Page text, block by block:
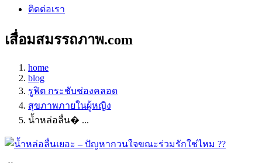
ติดต่อเรา
เสื่อมสมรรถภาพ.com
home
blog
รูฟิต กระชับช่องคลอด
สุขภาพภายในผู้หญิง
น้ำหล่อลื่น� ...